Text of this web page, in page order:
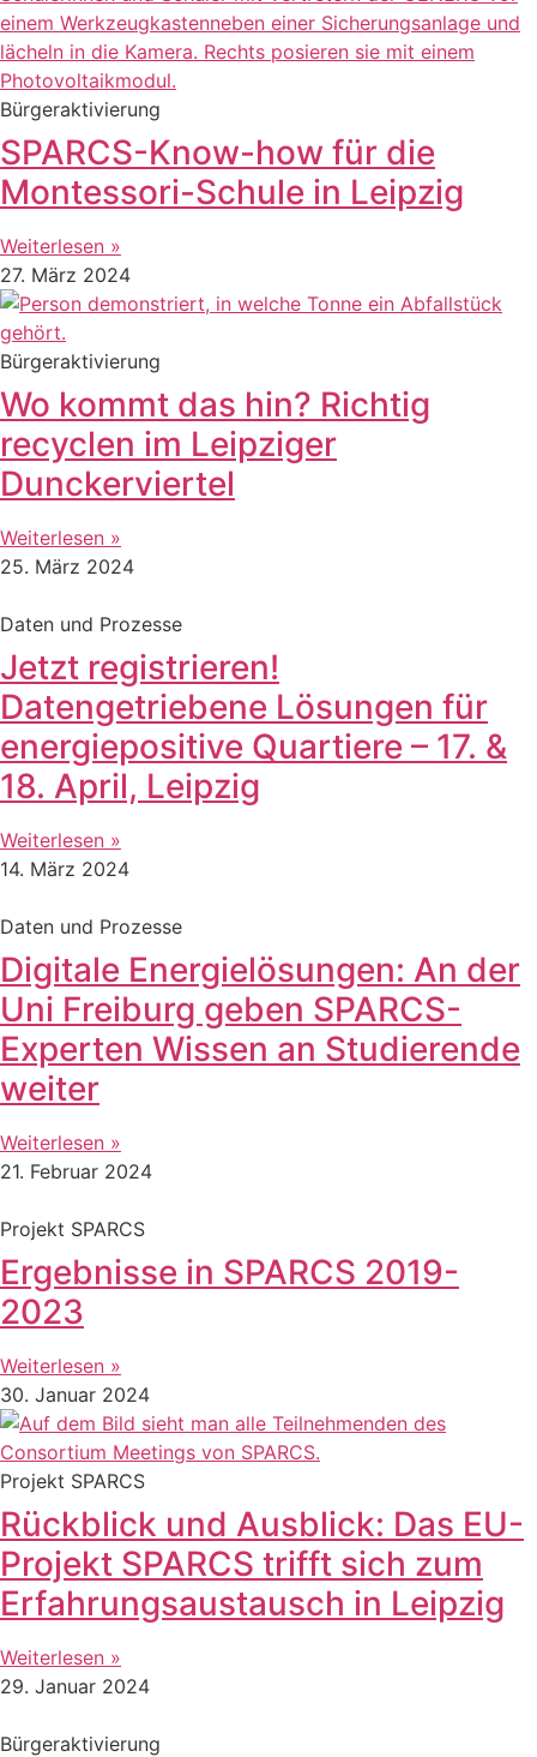
Bürgeraktivierung
SPARCS-Know-how für die
Montessori-Schule in Leipzig
Weiterlesen »
27. März 2024
Bürgeraktivierung
Wo kommt das hin? Richtig
recyclen im Leipziger
Dunckerviertel
Weiterlesen »
25. März 2024
Daten und Prozesse
Jetzt registrieren!
Datengetriebene Lösungen für
energiepositive Quartiere – 17. &
18. April, Leipzig
Weiterlesen »
14. März 2024
Daten und Prozesse
Digitale Energielösungen: An der
Uni Freiburg geben SPARCS-
Experten Wissen an Studierende
weiter
Weiterlesen »
21. Februar 2024
Projekt SPARCS
Ergebnisse in SPARCS 2019-
2023
Weiterlesen »
30. Januar 2024
Projekt SPARCS
Rückblick und Ausblick: Das EU-
Projekt SPARCS trifft sich zum
Erfahrungsaustausch in Leipzig
Weiterlesen »
29. Januar 2024
Bürgeraktivierung